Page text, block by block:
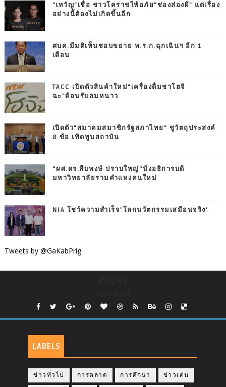
"เทวัญ"เชื่อ ชาวโคราชให้อภัย"ช่องส่องผี" แต่เรื่อง
อย่างนี้ต้องไม่เกิดขึ้นอีก
ศบค.มีมติเห็นชอบขยาย พ.ร.ก.ฉุกเฉินฯ อีก 1
เดือน
TACC เปิดตัวสินค้าใหม่"เครื่องดื่มชาโฮจิ
ฉะ"ต้อนรับลมหนาว
เปิดตัว"สมาคมสมาชิกรัฐสภาไทย" ชูวัตถุประสงค์
8 ข้อ เทิดทูนสถาบัน
“ผศ.ดร.สืบพงษ์ ปราบใหญ่”นั่งอธิการบดี
มหาวิทยาลัยรามคำแหงคนใหม่
NIA โชว์ความสำเร็จ‘โลกนวัตกรรมเสมือนจริง’
Tweets by @GaKabPrig
LABELS
ข่าวทั่วไป การตลาด การศึกษา ข่าวเด่น